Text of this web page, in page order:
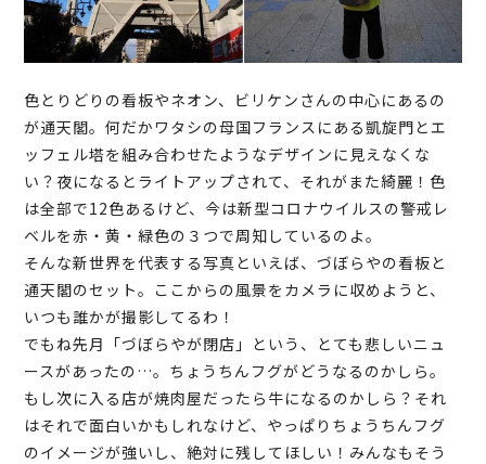
色とりどりの看板やネオン、ビリケンさんの中心にあるの
が通天閣。何だかワタシの母国フランスにある凱旋門とエ
ッフェル塔を組み合わせたようなデザインに見えなくな
い？夜になるとライトアップされて、それがまた綺麗！色
は全部で12色あるけど、今は新型コロナウイルスの警戒レ
ベルを赤・黄・緑色の３つで周知しているのよ。
そんな新世界を代表する写真といえば、づぼらやの看板と
通天閣のセット。ここからの風景をカメラに収めようと、
いつも誰かが撮影してるわ！
でもね先月「づぼらやが閉店」という、とても悲しいニュ
ースがあったの…。ちょうちんフグがどうなるのかしら。
もし次に入る店が焼肉屋だったら牛になるのかしら？それ
はそれで面白いかもしれなけど、やっぱりちょうちんフグ
のイメージが強いし、絶対に残してほしい！みんなもそう